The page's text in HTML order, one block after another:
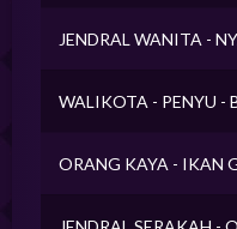
JENDRAL WANITA -
WALIKOTA - PENYU -
ORANG KAYA - IKAN